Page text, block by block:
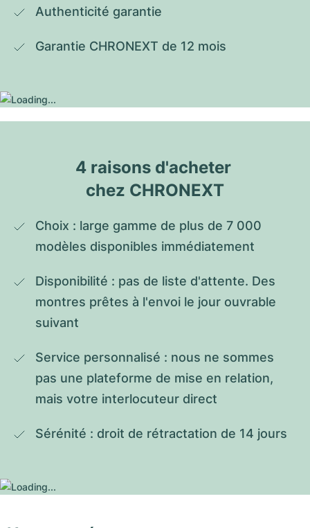
Authenticité garantie
Garantie CHRONEXT de 12 mois
4 raisons d'acheter
chez CHRONEXT
Choix : large gamme de plus de 7 000
modèles disponibles immédiatement
Disponibilité : pas de liste d'attente. Des
montres prêtes à l'envoi le jour ouvrable
suivant
Service personnalisé : nous ne sommes
pas une plateforme de mise en relation,
mais votre interlocuteur direct
Sérénité : droit de rétractation de 14 jours